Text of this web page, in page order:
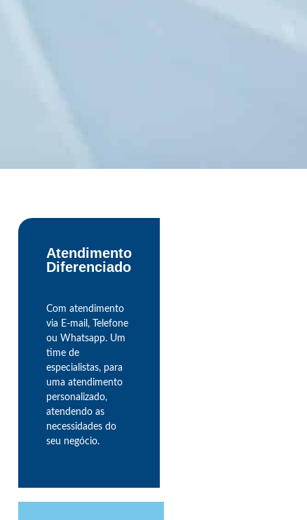
Atendimento
Diferenciado
Com atendimento
via E-mail, Telefone
ou Whatsapp. Um
time de
especialistas, para
uma atendimento
personalizado,
atendendo as
necessidades do
seu negócio.